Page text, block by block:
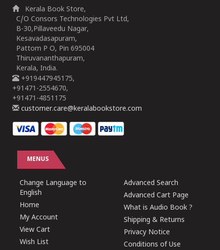
Kerala Book Store,
C/O Consors Technologies Pvt Ltd,
B-30,Pillaveedu Nagar,
Kesavadasapuram,
Pattom P O, Pin 695004
Thiruvananthapuram,
Kerala, India.
+919447945175,
+91471-2554670,
+91471-4851175
customer.care@keralabookstore.com
MENUS
Change Language to
English
Home
My Account
View Cart
Wish List
Advanced Search
Advanced Cart Page
What is Audio Book ?
Shipping & Returns
Privacy Notice
Conditions of Use